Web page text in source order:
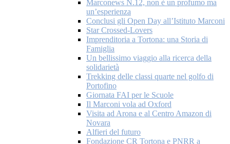
Marconews N.12, non è un profumo ma
un’esperienza
Conclusi gli Open Day all’Istituto Marconi
Star Crossed-Lovers
Imprenditoria a Tortona: una Storia di
Famiglia
Un bellissimo viaggio alla ricerca della
solidarietà
Trekking delle classi quarte nel golfo di
Portofino
Giornata FAI per le Scuole
Il Marconi vola ad Oxford
Visita ad Arona e al Centro Amazon di
Novara
Alfieri del futuro
Fondazione CR Tortona e PNRR a